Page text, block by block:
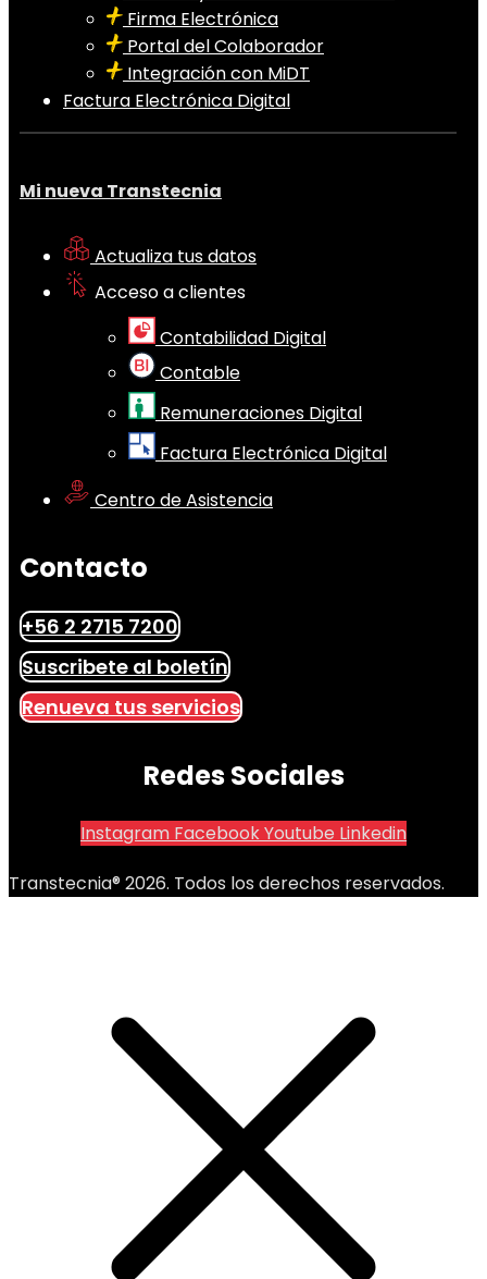
Firma Electrónica
Portal del Colaborador
Integración con MiDT
Factura Electrónica Digital
Mi nueva Transtecnia
Actualiza tus datos
Acceso a clientes
Contabilidad Digital
Contable
Remuneraciones Digital
Factura Electrónica Digital
Centro de Asistencia
Contacto
+56 2 2715 7200
Suscribete al boletín
Renueva tus servicios
Redes Sociales
Instagram FacebookYoutube Linkedin
Transtecnia® 2026. Todos los derechos reservados.